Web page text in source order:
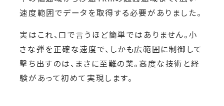
速度範囲でデータを取得する必要がありました。
実はこれ、口で言うほど簡単ではありません。小
さな弾を正確な速度で、しかも広範囲に制御して
撃ち出すのは、まさに至難の業。高度な技術と経
験があって初めて実現します。